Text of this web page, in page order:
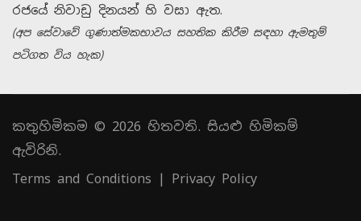
රජයේ නිවාඩු දිනයන් හි වසා ඇත.
(අප සේවාවේ ගුණාත්මකභාවය සහතික කිරීම සඳහා ඇමතුම්
පටිගත විය හැක)
කතුහිමිකම © 2026 හිතවති. සියළු හිමිකම්
ඇවිරිනි.
Terms and Conditions | Privacy Policy